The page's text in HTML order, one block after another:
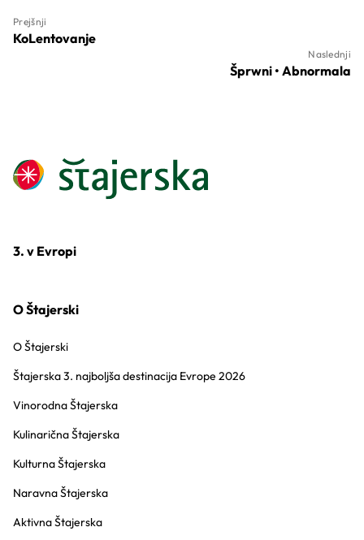
Prejšnji
KoLentovanje
Naslednji
Šprwni • Abnormala
3. v Evropi
O Štajerski
O Štajerski
Štajerska 3. najboljša destinacija Evrope 2026
Vinorodna Štajerska
Kulinarična Štajerska
Kulturna Štajerska
Naravna Štajerska
Aktivna Štajerska